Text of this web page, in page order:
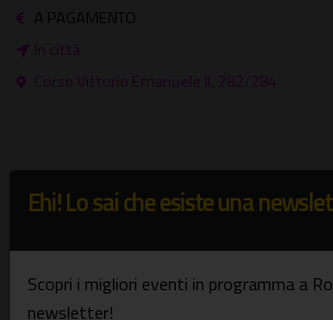
A PAGAMENTO
In città
Corso Vittorio Emanuele II, 282/284
Potrebbe interessarti
Ehi! Lo sai che esiste una
Scopri i migliori eventi in programma a
newsletter!